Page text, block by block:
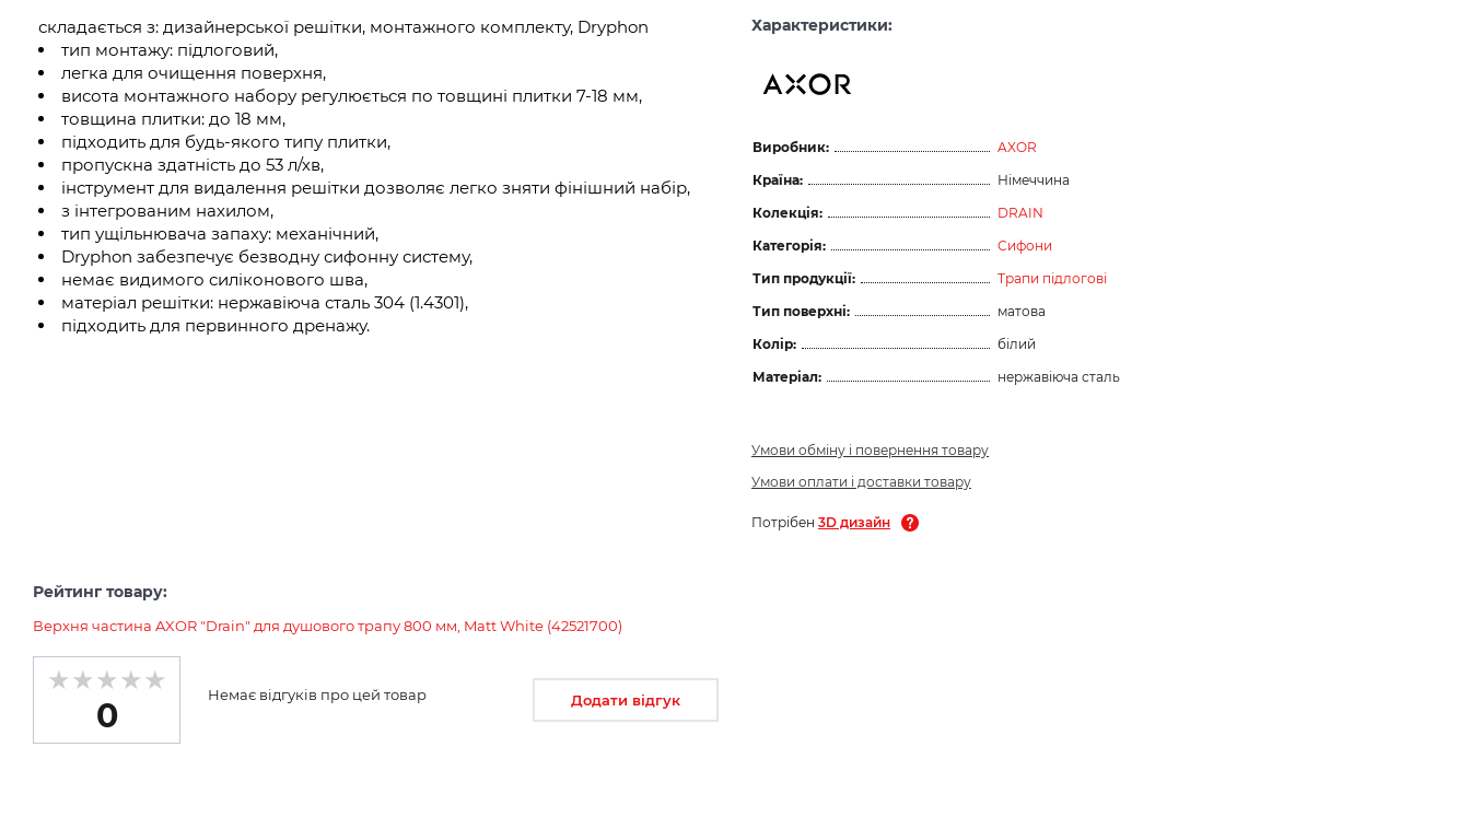
складається з: дизайнерської решітки, монтажного комплекту, Dryphon
тип монтажу: підлоговий,
легка для очищення поверхня,
висота монтажного набору регулюється по товщині плитки 7-18 мм,
товщина плитки: до 18 мм,
підходить для будь-якого типу плитки,
пропускна здатність до 53 л/хв,
інструмент для видалення решітки дозволяє легко зняти фінішний набір,
з інтегрованим нахилом,
тип ущільнювача запаху: механічний,
Dryphon забезпечує безводну сифонну систему,
немає видимого силіконового шва,
матеріал решітки: нержавіюча сталь 304 (1.4301),
підходить для первинного дренажу.
Характеристики:
Виробник:
AXOR
Країна:
Німеччина
Колекція:
DRAIN
Категорія:
Сифони
Тип продукції:
Трапи підлогові
Тип поверхні:
матова
Колір:
білий
Матеріал:
нержавіюча сталь
Умови обміну і повернення товару
Умови оплати і доставки товару
Потрібен 3D дизайн
Рейтинг товару:
Верхня частина AXOR "Drain" для душового трапу 800 мм, Matt White (42521700)
0
Немає відгуків про цей товар Додати відгук